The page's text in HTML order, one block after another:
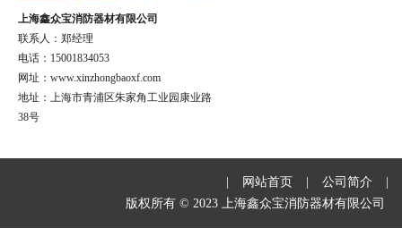
上海鑫众宝消防器材有限公司
联系人：郑经理
电话：15001834053
网址：www.xinzhongbaoxf.com
地址：上海市青浦区朱家角工业园康业路
38号
网站首页 公司简介
版权所有 © 2023 上海鑫众宝消防器材有限公